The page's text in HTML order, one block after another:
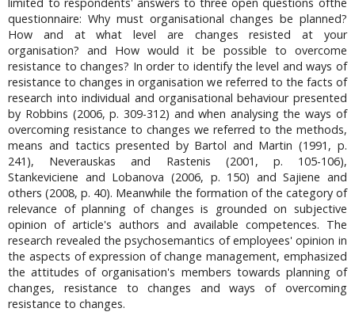
questionnaire: Why must organisational changes be planned?
How and at what level are changes resisted at your
organisation? and How would it be possible to overcome
resistance to changes? In order to identify the level and ways of
resistance to changes in organisation we referred to the facts of
research into individual and organisational behaviour presented
by Robbins (2006, p. 309-312) and when analysing the ways of
overcoming resistance to changes we referred to the methods,
means and tactics presented by Bartol and Martin (1991, p.
241), Neverauskas and Rastenis (2001, p. 105-106),
Stankeviciene and Lobanova (2006, p. 150) and Sajiene and
others (2008, p. 40). Meanwhile the formation of the category of
relevance of planning of changes is grounded on subjective
opinion of article's authors and available competences. The
research revealed the psychosemantics of employees' opinion in
the aspects of expression of change management, emphasized
the attitudes of organisation's members towards planning of
changes, resistance to changes and ways of overcoming
resistance to changes.